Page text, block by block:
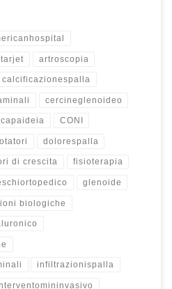
artroscopia
calcificazionespalla
cercineglenoideo
CONI
dolorespalla
di crescita fisioterapia
glenoide
biologiche
infiltrazionispalla